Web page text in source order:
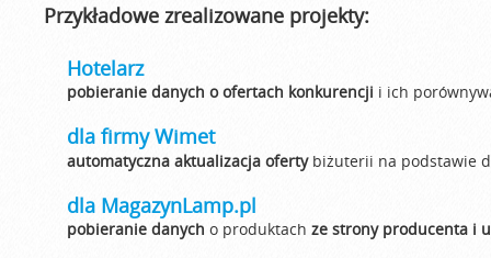
Przykładowe zrealizowane projekty:
Hotelarz
pobieranie danych o ofertach konkurencji i ich
dla firmy Wimet
automatyczna aktualizacja ofertybiżuterii na podstawie
dla MagazynLamp.pl
pobieranie danych o produktach ze strony producenta i